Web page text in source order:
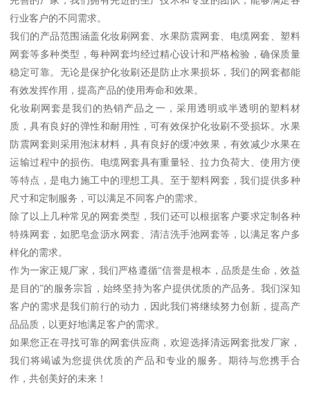
行业客户的不同需求。
我们的产品范围涵盖化妆刷网套、水果防震网套、电缆网套、塑料
网套等多种类型，每种网套均经过精心设计和严格检验，确保质量
稳定可靠。无论是保护化妆刷还是防止水果损坏，我们的网套都能
有效发挥作用，提高产品的使用寿命和效果。
化妆刷网套是我们的热销产品之一，采用透明或半透明的塑料材
质，具有良好的弹性和耐用性，可有效保护化妆刷不受损坏。水果
防震网套则采用泡沫材料，具有良好的缓冲效果，有效减少水果在
运输过程中的损伤。电缆网套具有重量轻、拉力负荷大、使用方便
等特点，是电力施工中的理想工具。至于塑料网套，我们提供多种
尺寸和定制服务，可以满足不同客户的需求。
除了以上几种常见的网套类型，我们还可以根据客户要求定制各种
特殊网套，如肥皂盒沥水网套、清洁洗手池网套等，以满足客户多
样化的需求。
作为一家正规厂家，我们严格遵循“信誉是根本，品质是生命，效益
是目的”的服务宗旨，始终坚持为客户提供优质的产品务。我们深知
客户的需求是我们前行的动力，因此我们将继续努力创新，提高产
品品质，以更好地满足客户的需求。
如果您正在寻找可靠的网套供应商，欢迎选择清远网套批发厂家，
我们将竭诚为您提供优质的产品和专业的服务。期待与您携手合
作，共创美好的未来！